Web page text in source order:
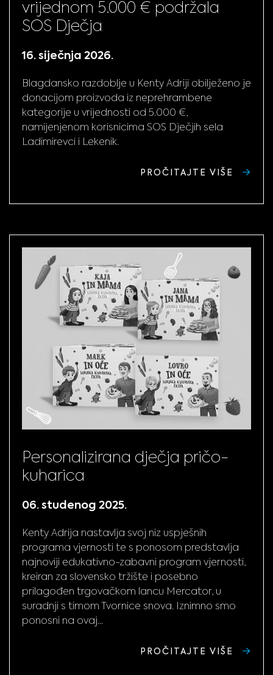
vrijednom 5.000 € podržala
SOS Dječja
16. siječnja 2026.
Blagdansko razdoblje u Kenty Adriji obilježeno je
donacijom proizvoda iz neprehrambene
kategorije u vrijednosti od 5.000 €,
namijenjenom korisnicima SOS Dječjih sela
Ladimirevci i Lekenik.
PROČITAJTE VIŠE
Personalizirana dječja pričo-
kuharica
06. studenog 2025.
Kenty Adrija nastavlja svoj niz uspješnih
programa vjernosti te s ponosom predstavlja
najnoviji edukativno-zabavni program vjernosti,
kreiran za slovensko tržište i posebno
prilagođen trgovačkom lancu Mercator, u
suradnji s timom Tvornice snova. Iznimno smo
ponosni na ovaj...
PROČITAJTE VIŠE